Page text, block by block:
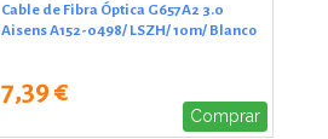
Cable de Fibra Óptica G657A2 3.0
Aisens A152-0498/ LSZH/ 10m/ Blanco
7,39 €
Comprar